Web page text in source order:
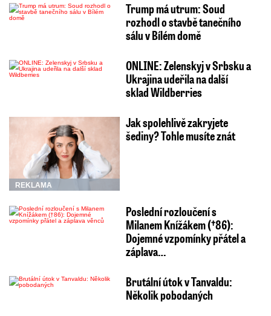
Trump má utrum: Soud
rozhodl o stavbě tanečního
sálu v Bílém domě
ONLINE: Zelenskyj v Srbsku a
Ukrajina udeřila na další
sklad Wildberries
REKLAMA
Jak spolehlivě zakryjete
šediny? Tohle musíte znát
Poslední rozloučení s
Milanem Knížákem (†86):
Dojemné vzpomínky přátel a
záplava…
Brutální útok v Tanvaldu:
Několik pobodaných